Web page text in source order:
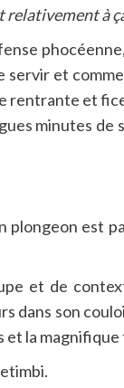
relativement à
et
rentrante et
minutes de
est
et de
dans son
la